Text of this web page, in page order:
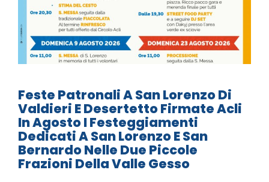
Feste Patronali A San Lorenzo Di
Valdieri E Desertetto Firmate Acli
In Agosto I Festeggiamenti
Dedicati A San Lorenzo E San
Bernardo Nelle Due Piccole
Frazioni Della Valle Gesso